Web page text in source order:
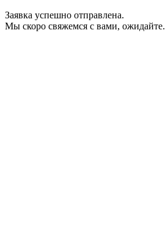
Заявка успешно отправлена.
Мы скоро свяжемся с вами, ожидайте.